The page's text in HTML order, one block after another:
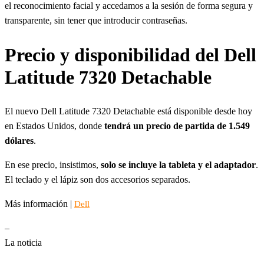
el reconocimiento facial y accedamos a la sesión de forma segura y
transparente, sin tener que introducir contraseñas.
Precio y disponibilidad del Dell
Latitude 7320 Detachable
El nuevo Dell Latitude 7320 Detachable está disponible desde hoy
en Estados Unidos, donde tendrá un precio de partida de 1.549
dólares.
En ese precio, insistimos, solo se incluye la tableta y el adaptador.
El teclado y el lápiz son dos accesorios separados.
Más información | Dell
–
La noticia